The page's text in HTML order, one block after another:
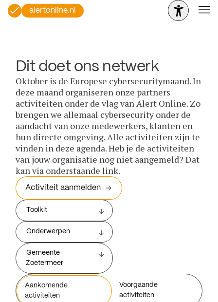
alertonline.nl
Dit doet ons netwerk
Oktober is de Europese cybersecuritymaand. In
deze maand organiseren onze partners
activiteiten onder de vlag van Alert Online. Zo
brengen we allemaal cybersecurity onder de
aandacht van onze medewerkers, klanten en
hun directe omgeving. Alle activiteiten zijn te
vinden in deze agenda. Heb je de activiteiten
van jouw organisatie nog niet aangemeld? Dat
kan via onderstaande link.
Activiteit aanmelden
Toolkit
Onderwerpen
Gemeente
Zoetermeer
Aankomende
activiteiten
Voorgaande
activiteiten